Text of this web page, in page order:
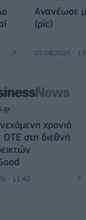
Ανανέωσε
(pic)
07/08/2026 -
χρονιά
ΟΤΕ στη διεθνή
- 11:42